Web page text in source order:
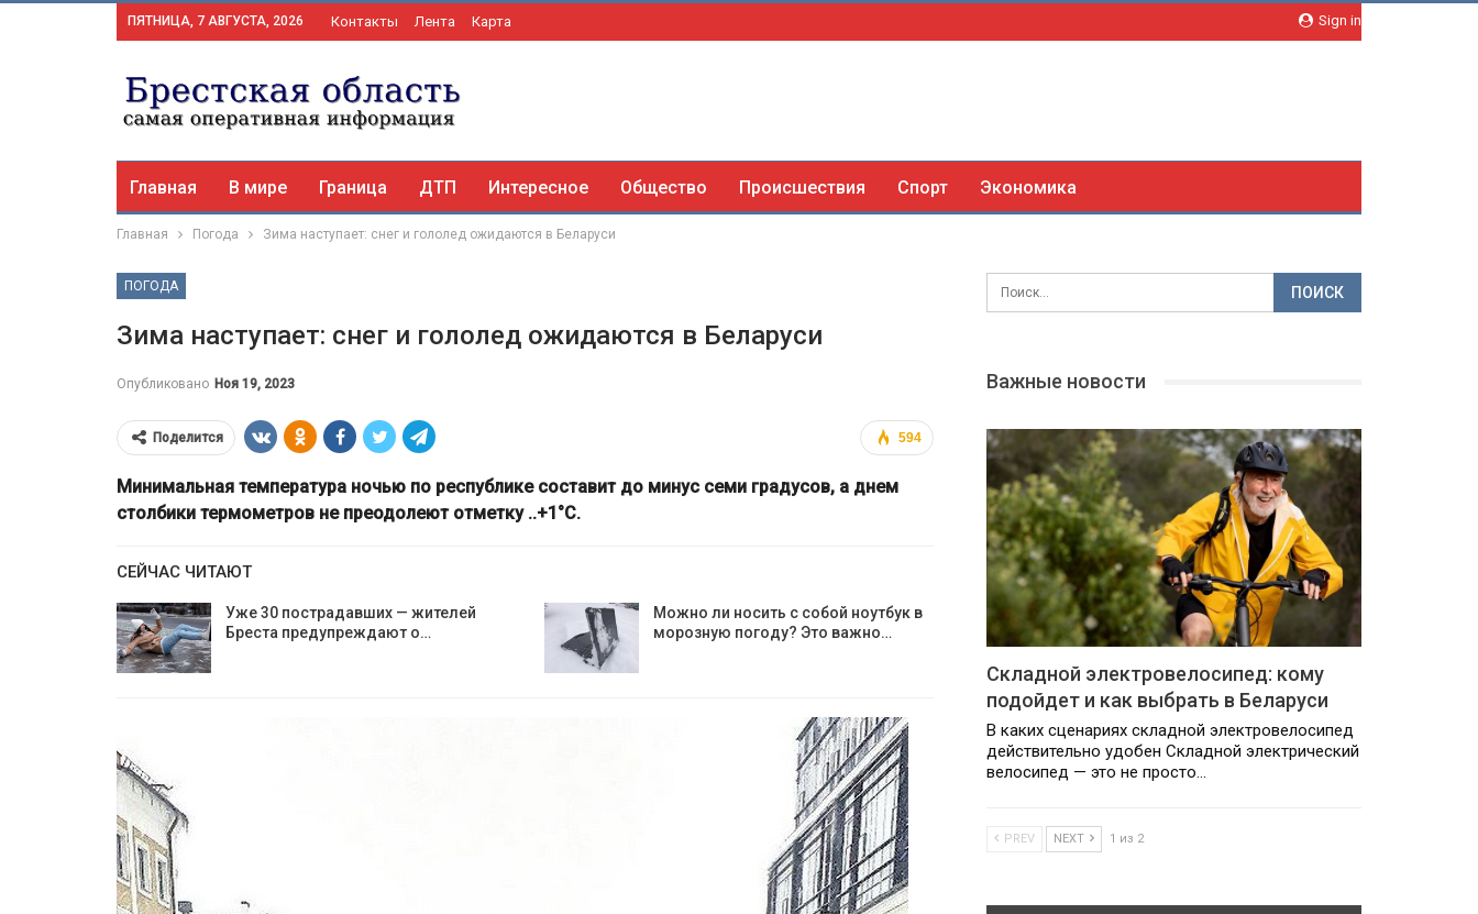
Sign in
ПЯТНИЦА, 7 АВГУСТА, 2026 Контакты Лента Карта
Главная В мире Граница ДТП Интересное Общество Происшествия Спорт Экономика
Главная Погода Зима наступает: снег и гололед ожидаются в Беларуси
ПОГОДА
Зима наступает: снег и гололед ожидаются в Беларуси
Опубликовано Ноя 19, 2023
594
Поделится
Минимальная температура ночью по республике составит до минус семи градусов, а днем
столбики термометров не преодолеют отметку ..+1°С.
СЕЙЧАС ЧИТАЮТ
Уже 30 пострадавших — жителей
Бреста предупреждают о…
Можно ли носить с собой ноутбук в
морозную погоду? Это важно…
Важные новости
Складной электровелосипед: кому
подойдет и как выбрать в Беларуси
В каких сценариях складной электровелосипед
действительно удобен Складной электрический
велосипед — это не просто…
PREV NEXT 1 из 2